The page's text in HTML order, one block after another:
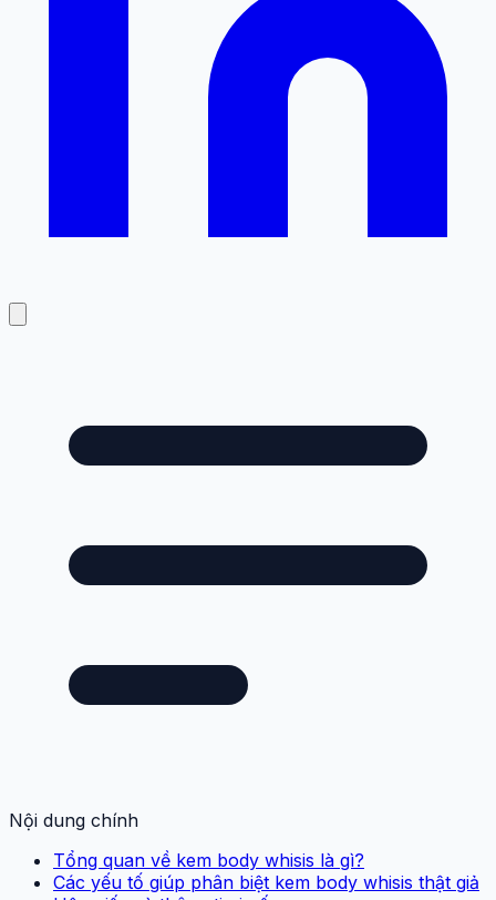
Nội dung chính
Tổng quan về kem body whisis là gì?
Các yếu tố giúp phân biệt kem body whisis thật giả